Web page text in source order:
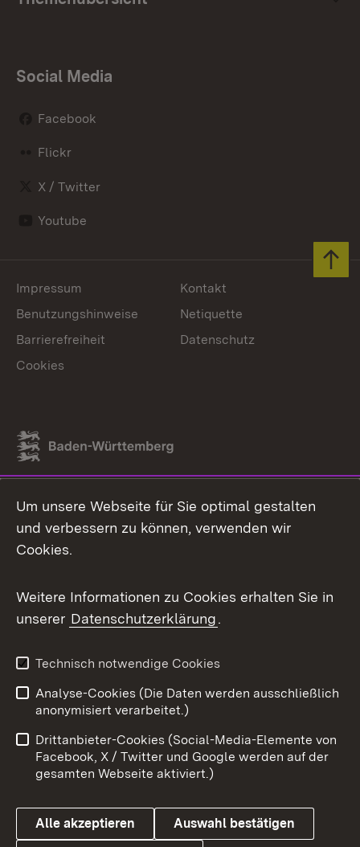
Social Media
Facebook
Flickr
X / Twitter
Youtube
Link zum Landesportal
Impressum
Kontakt
Benutzungshinweise
Netiquette
Barrierefreiheit
Datenschutz
Cookies
Um unsere Webseite für Sie optimal gestalten
und verbessern zu können, verwenden wir
Cookies.
Weitere Informationen zu Cookies erhalten Sie in
unserer Datenschutzerklärung.
Technisch notwendige Cookies
Analyse-Cookies (Die Daten werden ausschließlich
anonymisiert verarbeitet.)
Drittanbieter-Cookies (Social-Media-Elemente von
Facebook, X / Twitter und Google werden auf der
gesamten Webseite aktiviert.)
Alle akzeptieren Auswahl bestätigen